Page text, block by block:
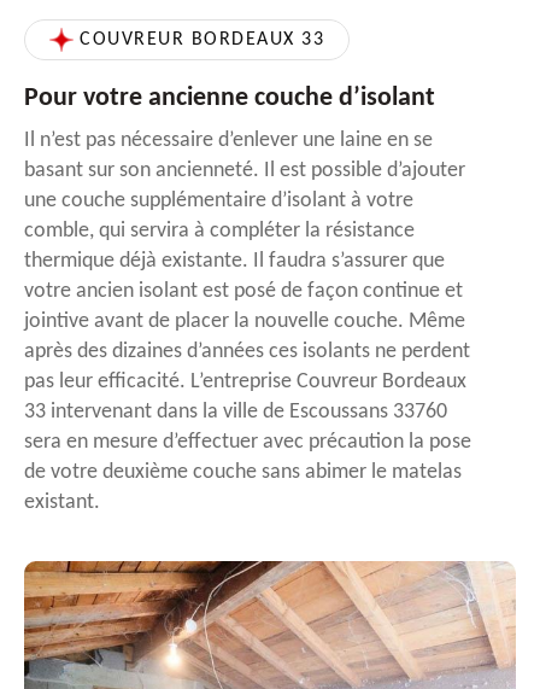
COUVREUR BORDEAUX 33
Pour votre ancienne couche d’isolant
Il n’est pas nécessaire d’enlever une laine en se
basant sur son ancienneté. Il est possible d’ajouter
une couche supplémentaire d’isolant à votre
comble, qui servira à compléter la résistance
thermique déjà existante. Il faudra s’assurer que
votre ancien isolant est posé de façon continue et
jointive avant de placer la nouvelle couche. Même
après des dizaines d’années ces isolants ne perdent
pas leur efficacité. L’entreprise Couvreur Bordeaux
33 intervenant dans la ville de Escoussans 33760
sera en mesure d’effectuer avec précaution la pose
de votre deuxième couche sans abimer le matelas
existant.